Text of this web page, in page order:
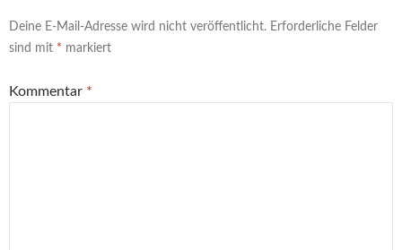
Deine E-Mail-Adresse wird nicht veröffentlicht. Erforderliche Felder
sind mit * markiert
Kommentar *